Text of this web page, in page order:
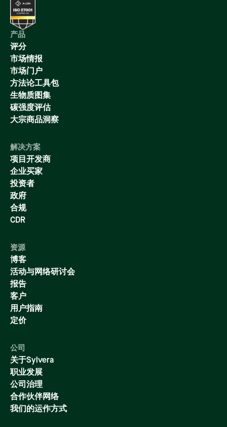
产品
评分
市场情报
市场门户
方法论工具包
生物质图集
碳强度评估
大宗商品洞察
解决方案
项目开发商
企业买家
投资者
政府
合规
CDR
资源
博客
活动与网络研讨会
报告
客户
用户指南
定价
公司
关于Sylvera
职业发展
公司治理
合作伙伴网络
我们的运作方式